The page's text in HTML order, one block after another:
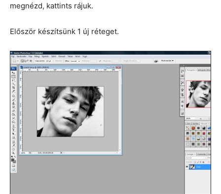
megnézd, kattints rájuk.
Először készítsünk 1 új réteget.